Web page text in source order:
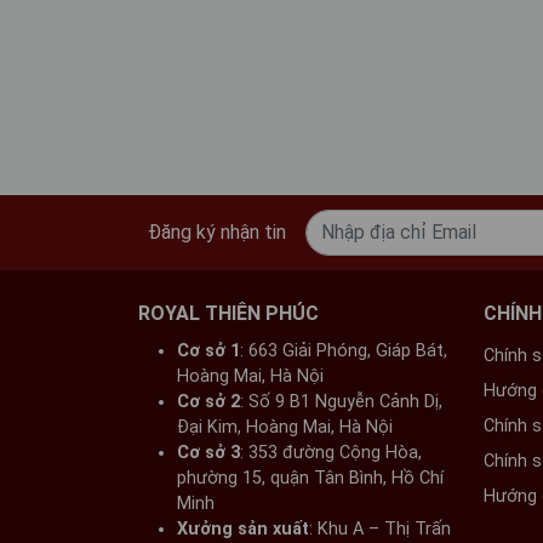
Đồ Đồng Thiên Phúc Bàn Giao Thành
Sản phẩm được chế tác từ đồng nguyên
bàn tay của những nghệ nhân giàu kinh
và đôi cánh xếp gọn thể hiện khí chất thanh
Đăng ký nhận tin
ROYAL THIÊN PHÚC
Cơ sở 1 : 663 Giải Phóng, Giáp Bát,
Hoàng Mai, Hà Nội​
Cơ sở 2: Số 9 B1 Nguyễn Cảnh Dị,
Đại Kim, Hoàng Mai, Hà Nội​
Cơ sở 3: 353 đường Cộng Hòa,
phường 15, quận Tân Bình, Hồ Chí
Minh
Xưởng sản xuất: Khu A – Thị Trấn
Chính
Hướng
Chính
Chính
Hướng